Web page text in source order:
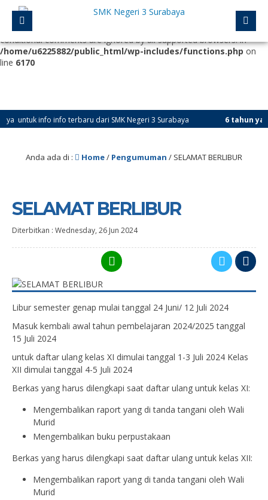
Deprecated
: Function WP_Dependencies->add_data() was called
with an argument that is
conditional comments are ignored by all supported browsers. in
/home/u6225882/public_html/wp-includes/functions.php on
line 6170
untuk info info terbaru dari SMK Negeri 3 Surabaya 6 tahun yang
Anda ada di : Home/ Pengumuman / SELAMAT BERLIBUR
SELAMAT BERLIBUR
Diterbitkan : Wednesday, 26 Jun 2024
Libur semester genap mulai tanggal 24 Juni/ 12 Juli 2024
Masuk kembali awal tahun pembelajaran 2024/2025 tanggal
15 Juli 2024
untuk daftar ulang kelas XI dimulai tanggal 1-3 Juli 2024 Kelas
XII dimulai tanggal 4-5 Juli 2024
Berkas yang harus dilengkapi saat daftar ulang untuk kelas XI:
Mengembalikan raport yang di tanda tangani oleh Wali
Murid
Mengembalikan buku perpustakaan
Berkas yang harus dilengkapi saat daftar ulang untuk kelas XII:
Mengembalikan raport yang di tanda tangani oleh Wali
Murid